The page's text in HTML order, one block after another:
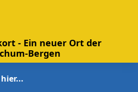
- Ein neuer Ort der
Bergen
hier...